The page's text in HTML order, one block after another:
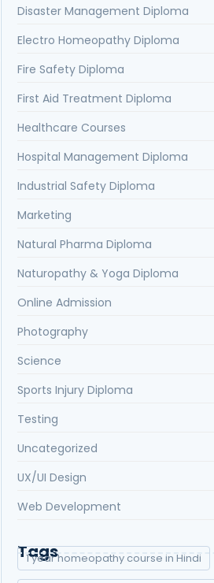
Disaster Management Diploma
Electro Homeopathy Diploma
Fire Safety Diploma
First Aid Treatment Diploma
Healthcare Courses
Hospital Management Diploma
Industrial Safety Diploma
Marketing
Natural Pharma Diploma
Naturopathy & Yoga Diploma
Online Admission
Photography
Science
Sports Injury Diploma
Testing
Uncategorized
UX/UI Design
Web Development
Tags
1 year homeopathy course in Hindi